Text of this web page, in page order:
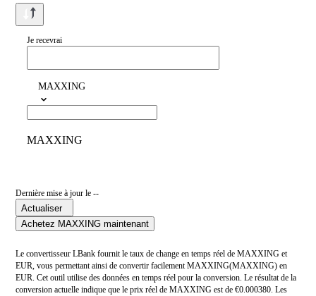
Je recevrai
MAXXING
MAXXING
Dernière mise à jour le --
Actualiser
Achetez MAXXING maintenant
Le convertisseur LBank fournit le taux de change en temps réel de MAXXING et
EUR, vous permettant ainsi de convertir facilement MAXXING(MAXXING) en
EUR. Cet outil utilise des données en temps réel pour la conversion. Le résultat de la
conversion actuelle indique que le prix réel de MAXXING est de €0.000380. Les